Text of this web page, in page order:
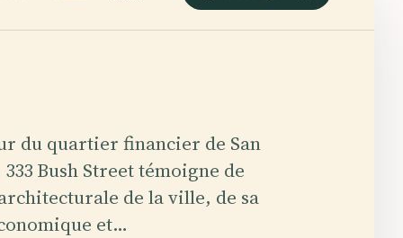
du quartier financier de San
Bush Street témoigne de
de la ville, de sa
et…